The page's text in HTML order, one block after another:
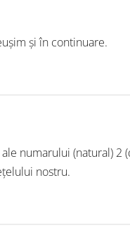
și în continuare.
numarului (natural) 2
nostru.